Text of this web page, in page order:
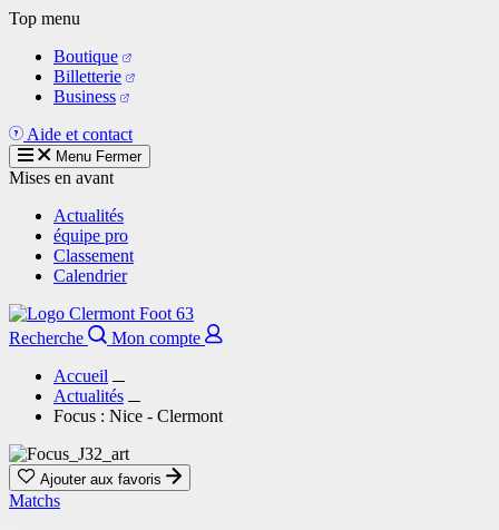
Aller
contenu
principal
Top menu
Boutique
Billetterie
Business
Aide et contact
Menu Fermer
Mises en avant
Actualités
équipe pro
Classement
Calendrier
Recherche
Mon compte
Accueil
Actualités
Focus : Nice - Clermont
Ajouter aux favoris
Matchs